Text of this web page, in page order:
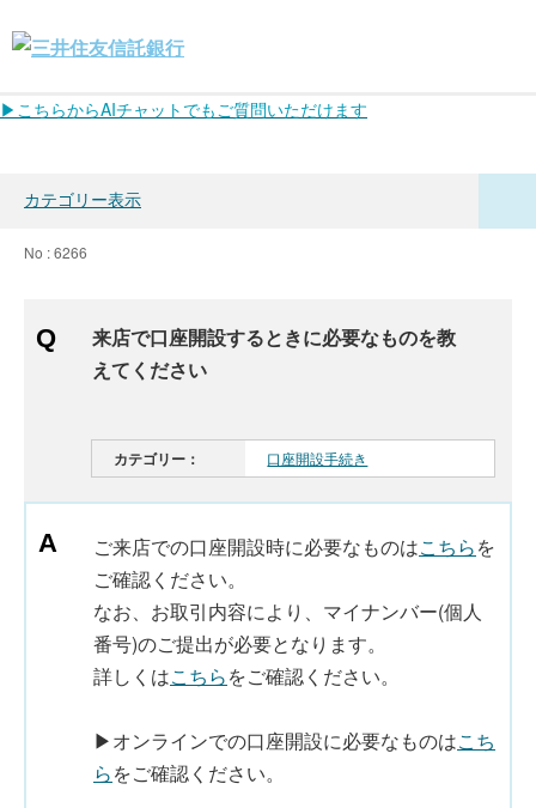
▶こちらからAIチャットでもご質問いただけます
カテゴリー表示
No : 6266
来店で口座開設するときに必要なものを教
えてください
カテゴリー： 口座開設手続き
ご来店での口座開設時に必要なものはこちらを
ご確認ください。
なお、お取引内容により、マイナンバー(個人
番号)のご提出が必要となります。
詳しくはこちらをご確認ください。
▶オンラインでの口座開設に必要なものはこち
らをご確認ください。